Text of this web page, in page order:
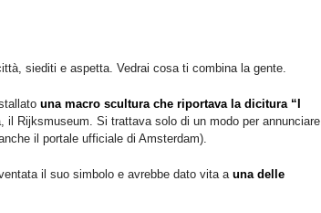
siediti e aspetta. Vedrai cosa ti combina la gente.
una macro scultura che riportava la dicitura “I
il Rijksmuseum. Si trattava solo di un modo per annunciare
il portale ufficiale di Amsterdam).
il suo simbolo e avrebbe dato vita a una delle